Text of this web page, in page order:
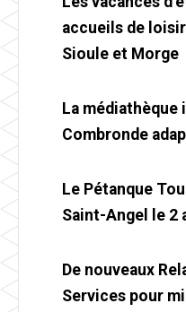
accueils de
Sioule et Morge
La
Combronde
Le Pétanque
Saint-Angel le 2
De nouveaux
Services pour